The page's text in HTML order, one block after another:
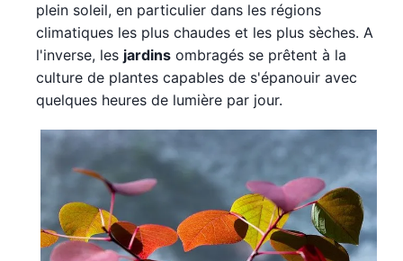
plein soleil, en particulier dans les régions
climatiques les plus chaudes et les plus sèches. A
l'inverse, les jardins ombragés se prêtent à la
culture de plantes capables de s'épanouir avec
quelques heures de lumière par jour.